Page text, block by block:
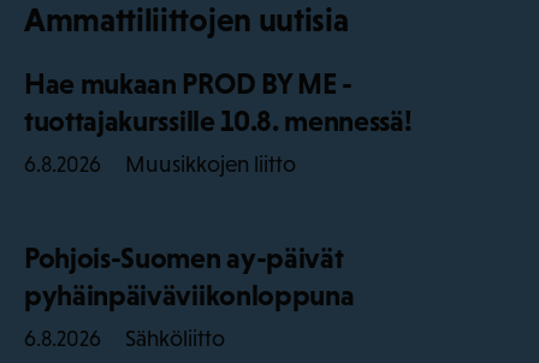
Ammattiliittojen uutisia
Hae mukaan PROD BY ME -
tuottajakurssille 10.8. mennessä!
6.8.2026 Muusikkojen liitto
Pohjois-Suomen ay-päivät
pyhäinpäiväviikonloppuna
6.8.2026 Sähköliitto